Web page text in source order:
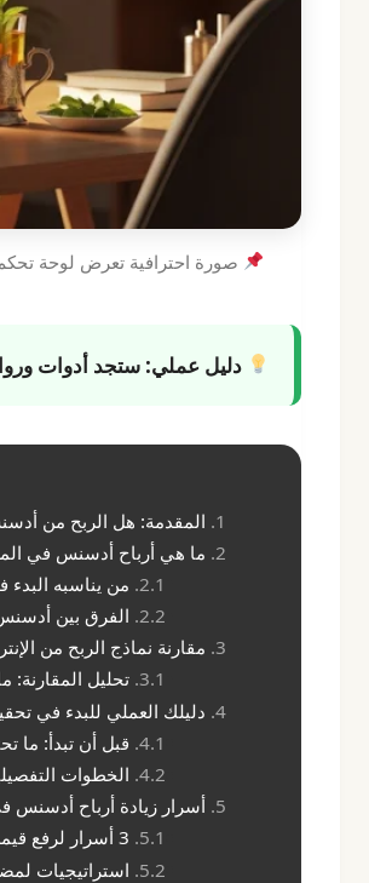
صورة احترافية تعرض لوحة
دليل عملي: ستجد أدوات
المقدمة: هل الربح من
ما هي أرباح أدسنس في
من يناسبه
الفرق بين
مقارنة نماذج الربح من
تحليل المقارنة:
دليلك العملي للبدء في
قبل أن تبدأ: ما
الخطوات
أسرار زيادة أرباح أدسنس
3 أسرار لرفع قيمة نقرة الإعلان (CPC)
استراتيجيات